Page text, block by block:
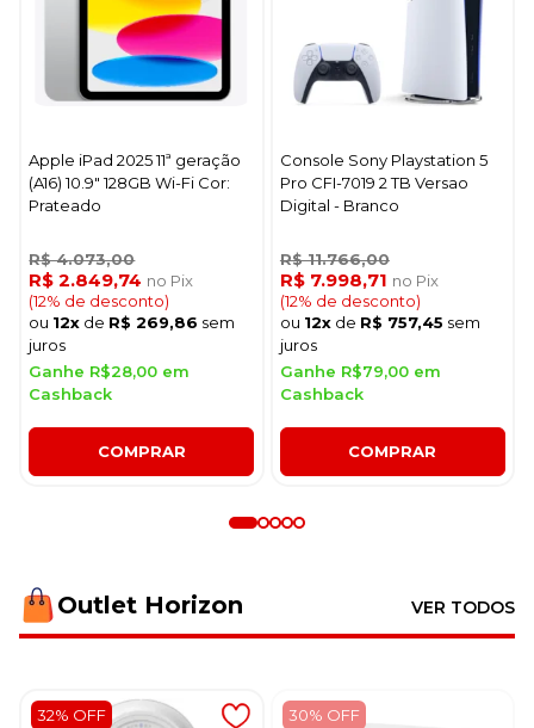
Apple iPad 2025 11ª geração
(A16) 10.9" 128GB Wi-Fi Cor:
Prateado
R$ 4.073,00
R$ 2.849,74 no Pix
(12% de desconto)
ou 12x de R$ 269,86 sem
juros
Ganhe R$28,00 em
Cashback
COMPRAR
Console Sony Playstation 5
Pro CFI-7019 2 TB Versao
Digital - Branco
R$ 11.766,00
R$ 7.998,71 no Pix
(12% de desconto)
ou 12xde R$ 757,45 sem
juros
Ganhe R$79,00 em
Cashback
COMPRAR
Outlet Horizon VER TODOS
32% OFF 30% OFF